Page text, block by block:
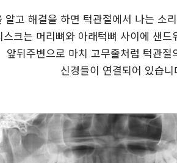
알고 해결을 하면 턱관절에서 나는 소
스크는 머리뼈와 아래턱뼈 사이에 샌드
앞뒤주변으로 마치 고무줄처럼 턱관절
신경들이 연결되어 있습니